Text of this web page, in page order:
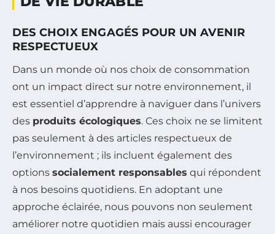
DES CHOIX ENGAGÉS POUR UN AVENIR
RESPECTUEUX
Dans un monde où nos choix de consommation
ont un impact direct sur notre environnement, il
est essentiel d’apprendre à naviguer dans l’univers
des produits écologiques. Ces choix ne se limitent
pas seulement à des articles respectueux de
l’environnement ; ils incluent également des
options socialement responsables qui répondent
à nos besoins quotidiens. En adoptant une
approche éclairée, nous pouvons non seulement
améliorer notre quotidien mais aussi encourager